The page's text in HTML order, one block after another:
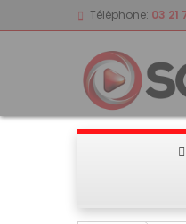
Téléphone: 03 21